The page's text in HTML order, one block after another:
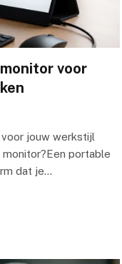
voor
jouw werkstijl
portable
dat je…